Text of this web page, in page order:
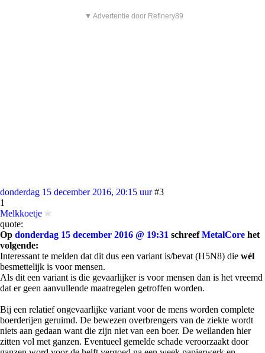
▼ Advertentie door Refinery89
donderdag 15 december 2016, 20:15 uur #3
1
Melkkoetje
quote:
Op donderdag 15 december 2016 @ 19:31 schreefMetalCore het
volgende:
Interessant te melden dat dit dus een variant is/bevat (H5N8) die wél
besmettelijk is voor mensen.
Als dit een variant is die gevaarlijker is voor mensen dan is het vreemd
dat er geen aanvullende maatregelen getroffen worden.
Bij een relatief ongevaarlijke variant voor de mens worden complete
boerderijen geruimd. De bewezen overbrengers van de ziekte wordt
niets aan gedaan want die zijn niet van een boer. De weilanden hier
zitten vol met ganzen. Eventueel gemelde schade veroorzaakt door